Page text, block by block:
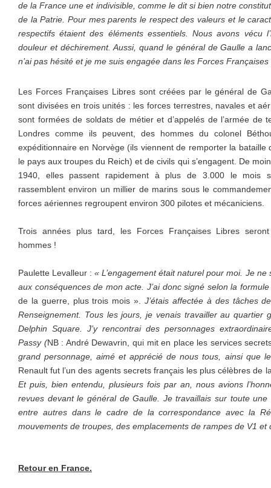
de la France une et indivisible, comme le dit si bien notre
de la Patrie. Pour mes parents le respect des valeurs et le
respectifs étaient des éléments essentiels. Nous avons vécu
douleur et déchirement. Aussi, quand le général de Gaulle a
n’ai pas hésité et je me suis engagée dans les Forces
Les Forces Françaises Libres sont créées par le général de
sont divisées en trois unités : les forces terrestres, navales et
sont formées de soldats de métier et d’appelés de l’armée de
Londres comme ils peuvent, des hommes du colonel
expéditionnaire en Norvège (ils viennent de remporter la bataille
le pays aux troupes du Reich) et de civils qui s’engagent. De
1940, elles passent rapidement à plus de 3.000 le mois
rassemblent environ un millier de marins sous le
forces aériennes regroupent environ 300 pilotes et mécaniciens.
Trois années plus tard, les Forces Françaises Libres
hommes !
Paulette Levalleur :« L’engagement était naturel pour moi. Je ne
aux conséquences de mon acte. J’ai donc signé selon la
de la guerre, plus trois mois ».J’étais affectée à des tâches
Renseignement. Tous les jours, je venais travailler au quartier
Delphin Square. J’y rencontrai des personnages
Passy (NB : André Dewavrin, qui mit en place les services
grand personnage, aimé et apprécié de nous tous, ainsi que
Renault fut l’un des agents secrets français les plus célèbres de
Et puis, bien entendu, plusieurs fois par an, nous avions
revues devant le général de Gaulle. Je travaillais sur toute
entre autres dans le cadre de la correspondance avec la
mouvements de troupes, des emplacements de rampes de V1
Retour en France.